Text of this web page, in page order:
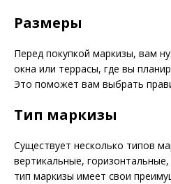
Размеры
Перед покупкой маркизы, вам
окна или террасы, где вы
Это поможет вам выбрать
Тип маркизы
Существует несколько типов
вертикальные,
тип маркизы имеет свои